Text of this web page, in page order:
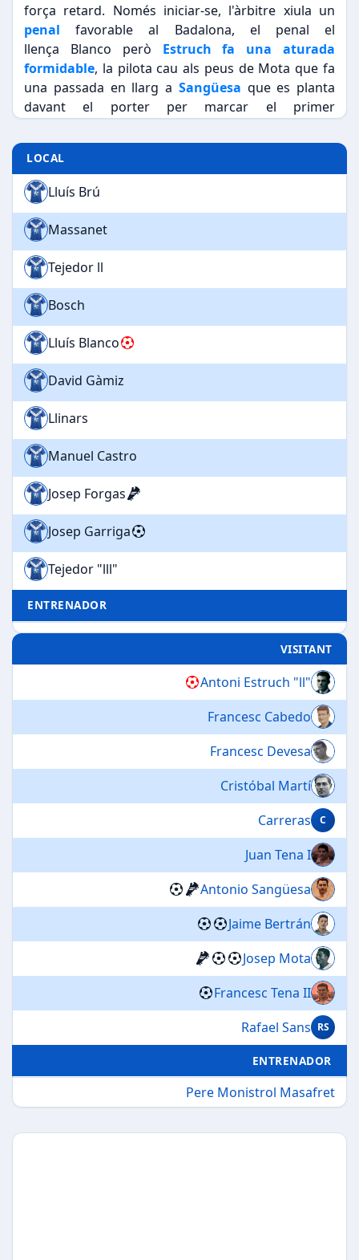
força retard. Només iniciar-se, l'àrbitre xiula un
penal
favorable al Badalona, el penal el
llença Blanco però Estruch fa una aturada
formidable, la pilota cau als peus de Mota que fa
una passada en llarg a Sangüesa que es planta
davant el porter per marcar el primer
clara oportunitat però l'estirada i
el lluïment d'Estruch evita el gol. D'aquí endavant el
monòleg del Sabadell és absolut
Bertran per dues vegades i Tena ll
volta fa el millor gol de la tarda, deixa el marcador
zero a sis al descans. A la represa amb tot decidit,
el Badalona va jugar millor retallant Garriga
distàncies amb un gran gol.
LOCAL
Lluís Brú
Massanet
Tejedor ll
Bosch
Lluís Blanco
David Gàmiz
Llinars
Manuel Castro
Josep Forgas
Josep Garriga
Tejedor "lll"
ENTRENADOR
VISITANT
Antoni Estruch "ll"
Francesc Cabedo
Francesc Devesa
Cristóbal Martí
Carreras
C
Juan Tena I
Antonio Sangüesa
Jaime Bertrán
Josep Mota
Francesc Tena II
Rafael Sans RS
ENTRENADOR
Pere Monistrol Masafret